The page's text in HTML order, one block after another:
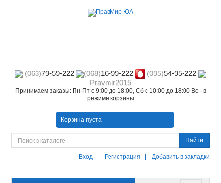
(063)79-59-222 (068)16-99-222 (095)54-95-222
Pravmir2015
Принимаем заказы: Пн-Пт с 9:00 до 18:00, Сб с 10:00 до 18:00 Вс - в
режиме корзины
Корзина пуста
Найти
Вход Регистрация Добавить в закладки